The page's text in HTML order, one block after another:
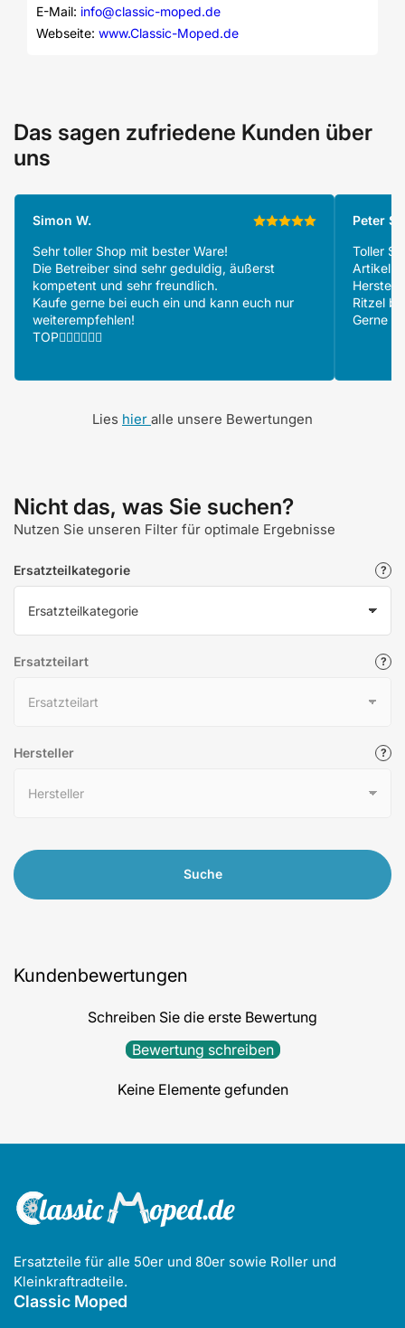
E-Mail: info@classic-moped.de
Webseite: www.Classic-Moped.de
Das sagen zufriedene Kunden über
uns
Simon W.
Sehr toller Shop mit bester Ware!
Die Betreiber sind sehr geduldig, äußerst
kompetent und sehr freundlich.
Kaufe gerne bei euch ein und kann euch nur
weiterempfehlen!
TOP👍🏻👍🏻👍🏻
Peter S.
Toller
Artikeln
Ritzel
Gerne
Lies hier alle unsere Bewertungen
Nicht das, was Sie suchen?
Nutzen Sie unseren Filter für optimale Ergebnisse
Ersatzteilkategorie
Ersatzteilart
Hersteller
Suche
Kundenbewertungen
Schreiben Sie die erste Bewertung
Bewertung schreiben
Keine Elemente gefunden
Ersatzteile für alle 50er und 80er sowie Roller und
Kleinkraftradteile.
Classic Moped